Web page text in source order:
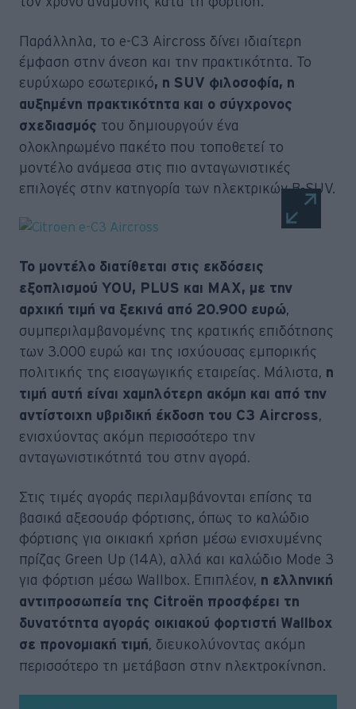
Παράλληλα, το e-C3 Aircross δίνει ιδιαίτερη
έμφαση στην άνεση και την πρακτικότητα. Το
ευρύχωρο εσωτερικό, η SUV φιλοσοφία, η
αυξημένη πρακτικότητα και ο σύγχρονος
σχεδιασμός του δημιουργούν ένα
ολοκληρωμένο πακέτο που τοποθετεί το
μοντέλο ανάμεσα στις πιο ανταγωνιστικές
επιλογές στην κατηγορία των ηλεκτρικών B-SUV.
Το μοντέλο διατίθεται στις εκδόσεις
εξοπλισμού YOU, PLUS και MAX, με την
αρχική τιμή να ξεκινά από 20.900 ευρώ,
συμπεριλαμβανομένης της κρατικής επιδότησης
των 3.000 ευρώ και της ισχύουσας εμπορικής
πολιτικής της εισαγωγικής εταιρείας. Μάλιστα, η
τιμή αυτή είναι χαμηλότερη ακόμη και από την
αντίστοιχη υβριδική έκδοση του C3 Aircross,
ενισχύοντας ακόμη περισσότερο την
ανταγωνιστικότητά του στην αγορά.
Στις τιμές αγοράς περιλαμβάνονται επίσης τα
βασικά αξεσουάρ φόρτισης, όπως το καλώδιο
φόρτισης για οικιακή χρήση μέσω ενισχυμένης
πρίζας Green Up (14A), αλλά και καλώδιο Mode 3
για φόρτιση μέσω Wallbox. Επιπλέον, η ελληνική
αντιπροσωπεία της Citroën προσφέρει τη
δυνατότητα αγοράς οικιακού φορτιστή Wallbox
σε προνομιακή τιμή, διευκολύνοντας ακόμη
περισσότερο τη μετάβαση στην ηλεκτροκίνηση.